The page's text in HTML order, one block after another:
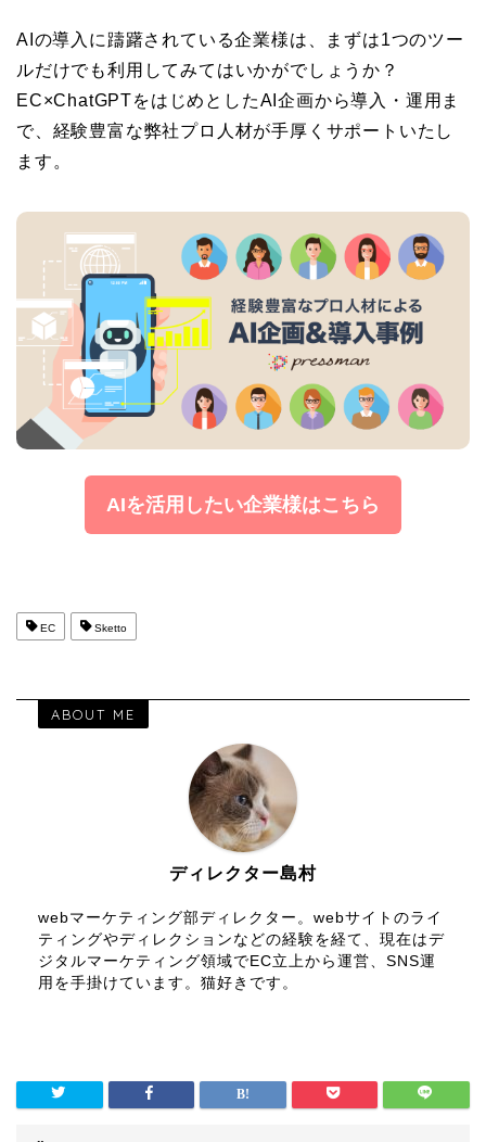
AIの導入に躊躇されている企業様は、まずは1つのツー
ルだけでも利用してみてはいかがでしょうか？
EC×ChatGPTをはじめとしたAI企画から導入・運用ま
で、経験豊富な弊社プロ人材が手厚くサポートいたし
ます。
AIを活用したい企業様はこちら
EC Sketto
ABOUT ME
ディレクター島村
webマーケティング部ディレクター。webサイトのライ
ティングやディレクションなどの経験を経て、現在はデ
ジタルマーケティング領域でEC立上から運営、SNS運
用を手掛けています。猫好きです。